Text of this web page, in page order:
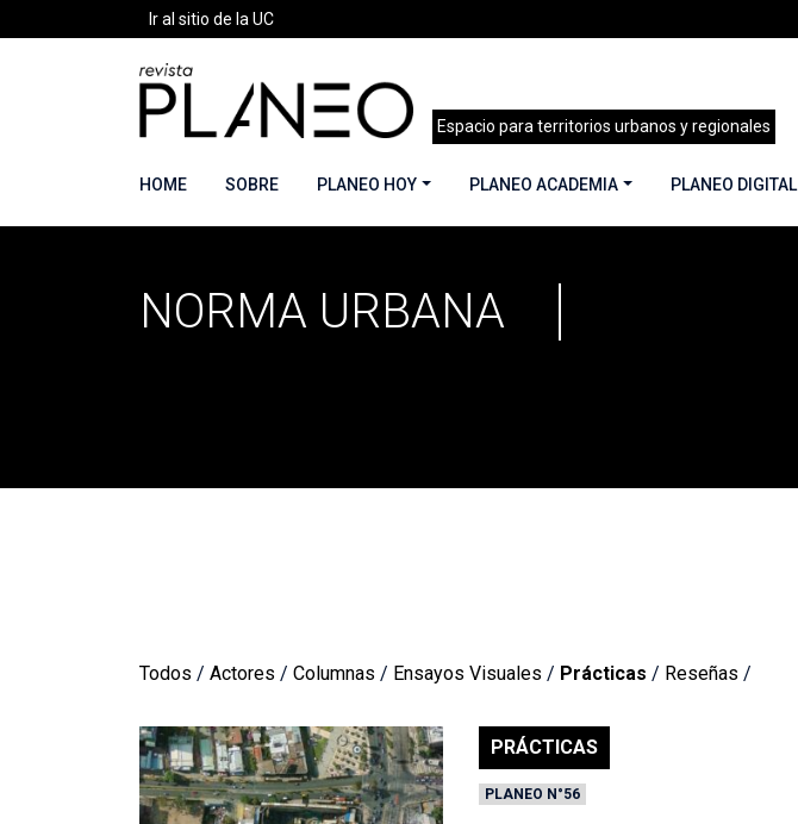
Ir al sitio de la UC
Espacio para territorios urbanos y regionales
HOME SOBRE PLANEO HOY PLANEO ACADEMIA PLANEO DIGITAL
Portada »Norma urbana
NORMA URBANA
Todos / Actores / Columnas / Ensayos Visuales / Prácticas / Reseñas /
PRÁCTICAS
PLANEO N°56